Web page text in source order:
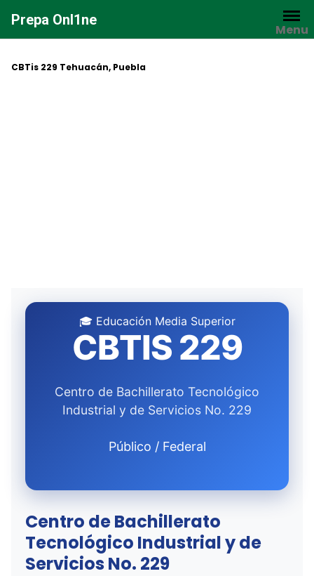
contenido
Prepa Onl1ne
Menu
CBTis 229 Tehuacán, Puebla
🎓 Educación Media Superior
CBTIS 229
Centro de Bachillerato Tecnológico
Industrial y de Servicios No. 229
Público / Federal
Centro de Bachillerato
Tecnológico Industrial y de
Servicios No. 229